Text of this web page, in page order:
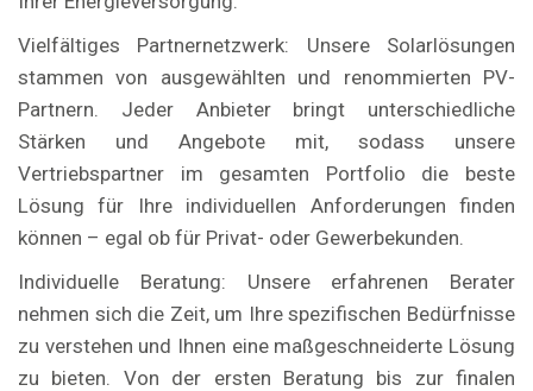
Vielfältiges Partnernetzwerk: Unsere Solarlösungen
stammen von ausgewählten und renommierten PV-
Partnern. Jeder Anbieter bringt unterschiedliche
Stärken und Angebote mit, sodass unsere
Vertriebspartner im gesamten Portfolio die beste
Lösung für Ihre individuellen Anforderungen finden
können – egal ob für Privat- oder Gewerbekunden.
Individuelle Beratung: Unsere erfahrenen Berater
nehmen sich die Zeit, um Ihre spezifischen Bedürfnisse
zu verstehen und Ihnen eine maßgeschneiderte Lösung
zu bieten. Von der ersten Beratung bis zur finalen